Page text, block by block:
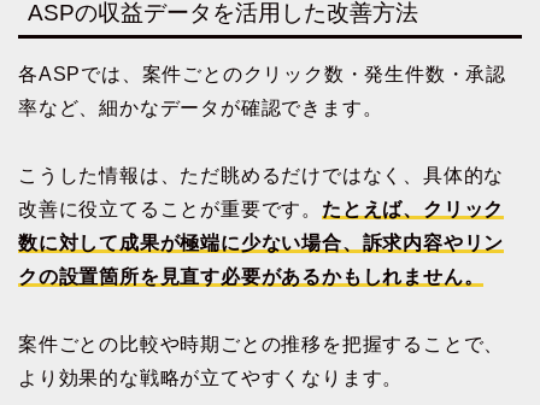
ASPの収益データを活用した改善方法
各ASPでは、案件ごとのクリック数・発生件数・承認
率など、細かなデータが確認できます。
こうした情報は、ただ眺めるだけではなく、具体的な
改善に役立てることが重要です。 たとえば、クリック
数に対して成果が極端に少ない場合、訴求内容やリン
クの設置箇所を見直す必要があるかもしれません。
案件ごとの比較や時期ごとの推移を把握することで、
より効果的な戦略が立てやすくなります。